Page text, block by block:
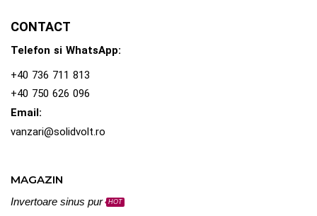
CONTACT
Telefon si WhatsApp:
+40 736 711 813
+40 750 626 096
Email:
vanzari@solidvolt.ro
MAGAZIN
Invertoare sinus pur HOT